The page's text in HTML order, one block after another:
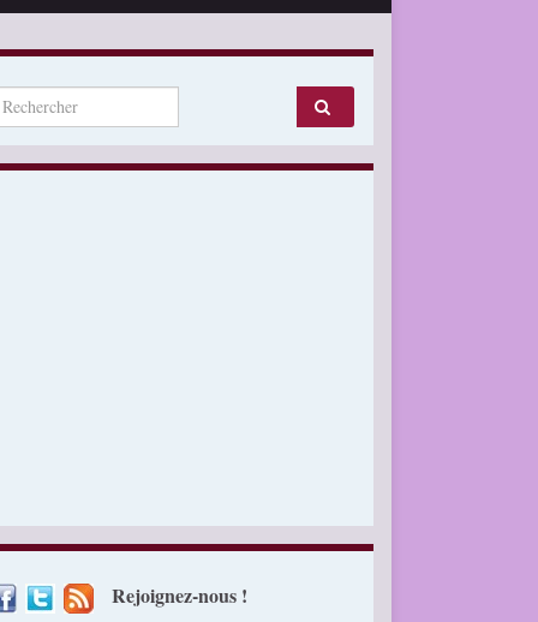
for:
Rejoignez-nous !